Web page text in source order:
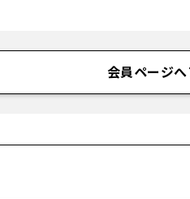
会員ページ